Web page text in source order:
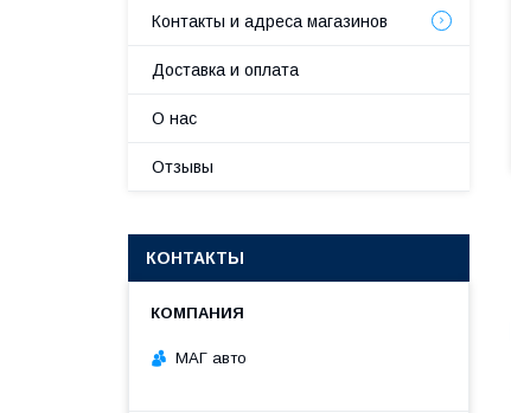
Контакты и адреса магазинов
Доставка и оплата
О нас
Отзывы
КОНТАКТЫ
МАГ авто